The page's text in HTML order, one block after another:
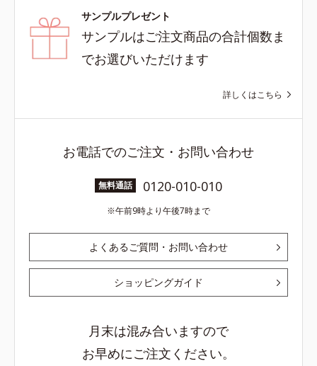
サンプルプレゼント
サンプルはご注文商品の合計個数ま
でお選びいただけます
詳しくはこちら
お電話でのご注文・お問い合わせ
無料通話 0120-010-010
午前9時より午後7時まで
よくあるご質問・お問い合わせ
ショッピングガイド
月末は混み合いますので
お早めにご注文ください。